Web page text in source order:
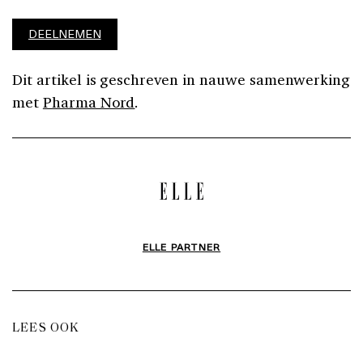
DEELNEMEN
Dit artikel is geschreven in nauwe samenwerking
met Pharma Nord.
ELLE PARTNER
LEES OOK